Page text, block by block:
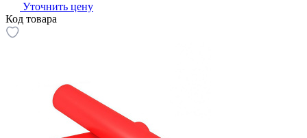
Уточнить цену
Код товара